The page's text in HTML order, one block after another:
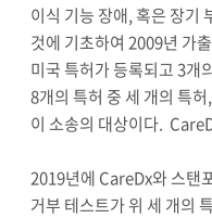
이식 기능 장애, 혹은 장기
것에 기초하여 2009년 가
미국 특허가 등록되고 3개
8개의 특허 중 세 개의 특
이 소송의 대상이다.
2019년에 CareDx와 스탠
거부 테스트가 위 세 개의